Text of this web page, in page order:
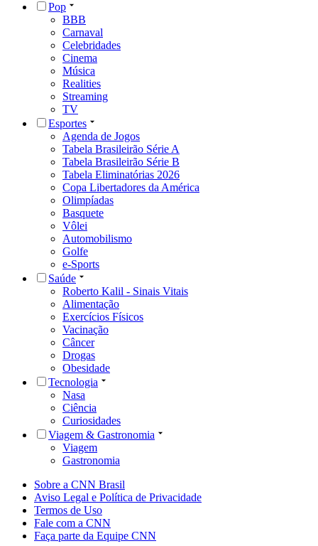
Pop
BBB
Carnaval
Celebridades
Cinema
Música
Realities
Streaming
TV
Esportes
Agenda de Jogos
Tabela Brasileirão Série A
Tabela Brasileirão Série B
Tabela Eliminatórias 2026
Copa Libertadores da América
Olimpíadas
Basquete
Vôlei
Automobilismo
Golfe
e-Sports
Saúde
Roberto Kalil - Sinais Vitais
Alimentação
Exercícios Físicos
Vacinação
Câncer
Drogas
Obesidade
Tecnologia
Nasa
Ciência
Curiosidades
Viagem & Gastronomia
Viagem
Gastronomia
Sobre a CNN Brasil
Aviso Legal e Política de Privacidade
Termos de Uso
Fale com a CNN
Faça parte da Equipe CNN